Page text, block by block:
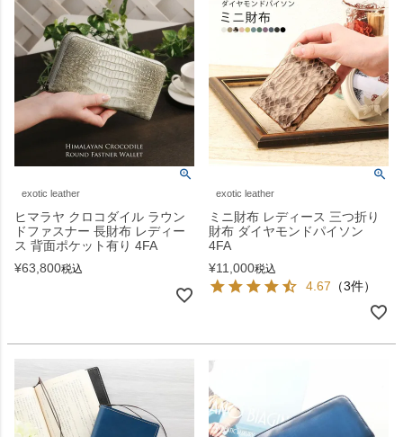
exotic leather
ヒマラヤ クロコダイル ラウン
ドファスナー 長財布 レディー
ス 背面ポケット有り 4FA
¥63,800税込
exotic leather
ミニ財布 レディース 三つ折り
財布 ダイヤモンドパイソン
4FA
¥11,000税込
4.67 （3件）